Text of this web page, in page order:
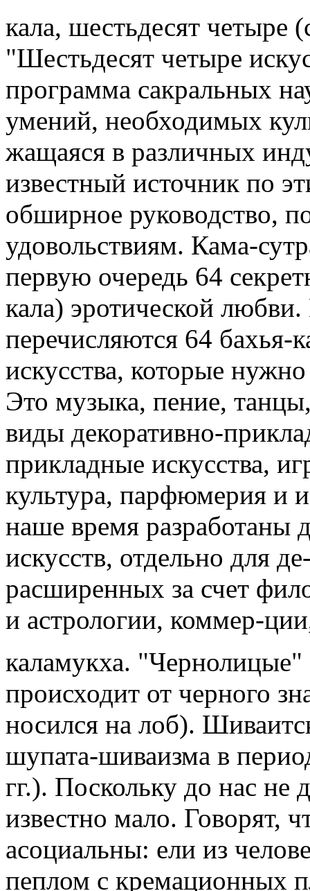
кала, шестьдесят четыре
"Шестьдесят четыре
программа сакральных
умений, необходимых
жащаяся в различных
известный источник по
обширное руководство,
удовольствиям. Кама-
первую очередь 64
кала) эротической
перечисляются 64 бахья-
искусства, которые
Это музыка, пение,
виды декоративно-
прикладные искусства,
культура, парфюмерия и
наше время разработаны
искусств, отдельно для
расширенных за счет
и астрологии, коммер-
каламукха.
происходит от черного
носился на лоб).
шупата-шиваизма в
гг.). Поскольку до нас не
известно мало. Говорят,
асоциальны: ели из
пеплом с кремационных